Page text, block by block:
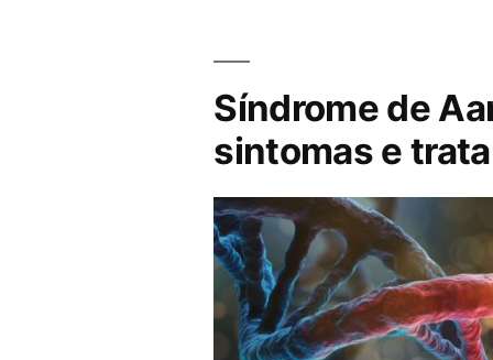
c
a
d
o
e
m
Síndrome de
sintomas e